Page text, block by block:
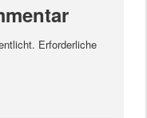
Erforderliche